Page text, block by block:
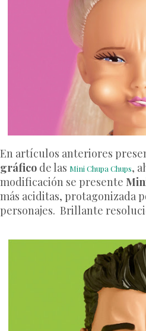
En artículos anteriores
gráfico de las Mini Chupa Chups,
modificación se presente
más aciditas, protagonizada
personajes. Brillante